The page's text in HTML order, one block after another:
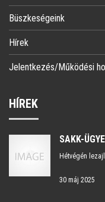
Büszkeségeink
Hírek
Jelentkezés/Működési
HÍREK
SAKK-
Hétvégén
30 máj 2025